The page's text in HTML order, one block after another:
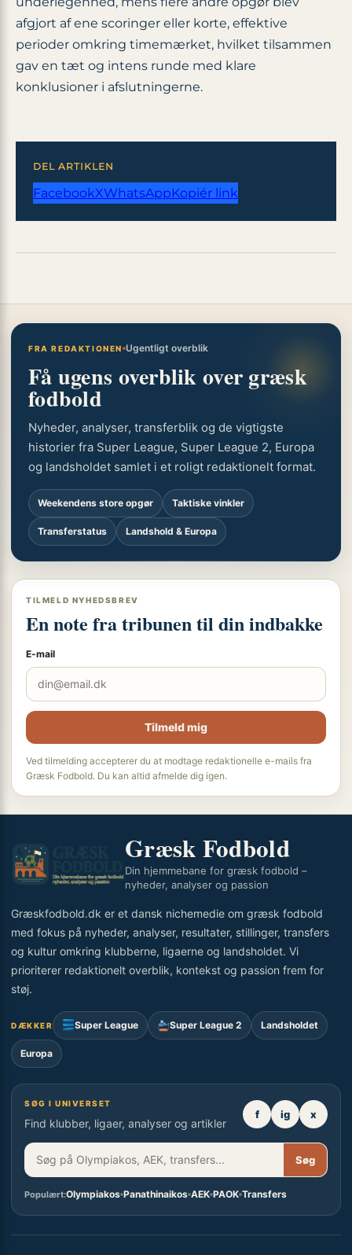
afgjort af ene scoringer eller korte, effektive
perioder omkring timemærket, hvilket tilsammen
gav en tæt og intens runde med klare
konklusioner i afslutningerne.
DEL ARTIKLEN
FacebookXWhatsAppKopiér link
FRA REDAKTIONEN Ugentligt overblik
Få ugens overblik over græsk
fodbold
Nyheder, analyser, transferblik og de vigtigste
historier fra Super League, Super League 2, Europa
og landsholdet samlet i et roligt redaktionelt format.
Weekendens store opgør Taktiske vinkler
Transferstatus Landshold & Europa
TILMELD NYHEDSBREV
En note fra tribunen til din indbakke
E-mail
Tilmeld mig
Ved tilmelding accepterer du at modtage redaktionelle e-mails fra
Græsk Fodbold. Du kan altid afmelde dig igen.
Græsk Fodbold
Din hjemmebane for græsk fodbold –
nyheder, analyser og passion
Græskfodbold.dk er et dansk nichemedie om græsk fodbold
med fokus på nyheder, analyser, resultater, stillinger, transfers
og kultur omkring klubberne, ligaerne og landsholdet. Vi
prioriterer redaktionelt overblik, kontekst og passion frem for
støj.
DÆKKER Super League Super League 2 Landsholdet
Europa
SØG I UNIVERSET
Find klubber, ligaer, analyser og artikler
f ig x
Søg
Populært:Olympiakos Panathinaikos AEK PAOK Transfers